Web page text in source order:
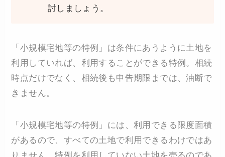
討しましょう。
「小規模宅地等の特例」は条件にあうように土地を
利用していれば、利用することができる特例。相続
時点だけでなく、相続後も申告期限までは、油断で
きません。
「小規模宅地等の特例」には、利用できる限度面積
があるので、すべての土地で利用できるわけではあ